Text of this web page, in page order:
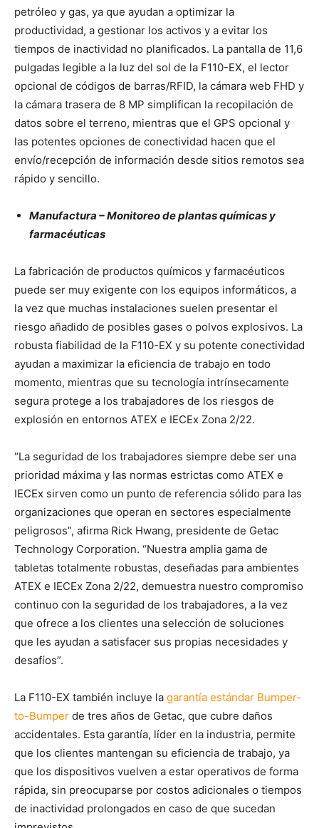
petróleo y gas, ya que ayudan a optimizar la
productividad, a gestionar los activos y a evitar los
tiempos de inactividad no planificados. La pantalla de 11,6
pulgadas legible a la luz del sol de la F110-EX, el lector
opcional de códigos de barras/RFID, la cámara web FHD y
la cámara trasera de 8 MP simplifican la recopilación de
datos sobre el terreno, mientras que el GPS opcional y
las potentes opciones de conectividad hacen que el
envío/recepción de información desde sitios remotos sea
rápido y sencillo.
Manufactura – Monitoreo de plantas químicas y
farmacéuticas
La fabricación de productos químicos y farmacéuticos
puede ser muy exigente con los equipos informáticos, a
la vez que muchas instalaciones suelen presentar el
riesgo añadido de posibles gases o polvos explosivos. La
robusta fiabilidad de la F110-EX y su potente conectividad
ayudan a maximizar la eficiencia de trabajo en todo
momento, mientras que su tecnología intrínsecamente
segura protege a los trabajadores de los riesgos de
explosión en entornos ATEX e IECEx Zona 2/22.
“La seguridad de los trabajadores siempre debe ser una
prioridad máxima y las normas estrictas como ATEX e
IECEx sirven como un punto de referencia sólido para las
organizaciones que operan en sectores especialmente
peligrosos”, afirma Rick Hwang, presidente de Getac
Technology Corporation. “Nuestra amplia gama de
tabletas totalmente robustas, deseñadas para ambientes
ATEX e IECEx Zona 2/22, demuestra nuestro compromiso
continuo con la seguridad de los trabajadores, a la vez
que ofrece a los clientes una selección de soluciones
que les ayudan a satisfacer sus propias necesidades y
desafíos”.
La F110-EX también incluye la garantía estándar Bumper-
to-Bumper de tres años de Getac, que cubre daños
accidentales. Esta garantía, líder en la industria, permite
que los clientes mantengan su eficiencia de trabajo, ya
que los dispositivos vuelven a estar operativos de forma
rápida, sin preocuparse por costos adicionales o tiempos
de inactividad prolongados en caso de que sucedan